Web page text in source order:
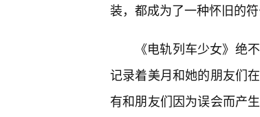
装，都成为了一种怀旧的
《电轨列车少女》绝
记录着美月和她的朋友们
有和朋友们因为误会而产